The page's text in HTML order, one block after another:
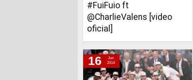
#FuiFuio ft
@CharlieValens [video
oficial]
16
Jun
2014